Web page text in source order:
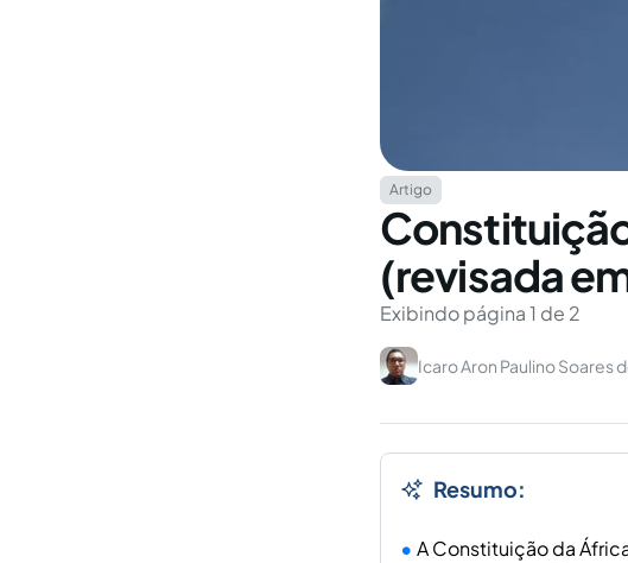
Artigo
(revisada
Exibindo página 1 de 2
Icaro Aron Paulino Soares
Resumo:
A Constituição da